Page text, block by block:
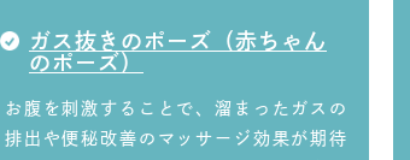
ガス抜きのポーズ（赤ちゃん
のポーズ）
お腹を刺激することで、溜まったガスの
排出や便秘改善のマッサージ効果が期待